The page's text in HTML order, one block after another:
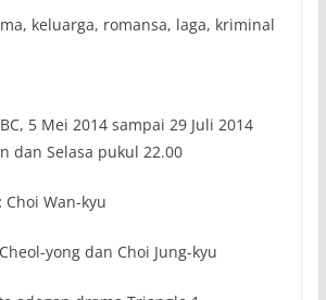
keluarga, romansa, laga, kriminal
5 Mei 2014 sampai 29 Juli 2014
dan Selasa pukul 22.00
Choi Wan-kyu
yong dan Choi Jung-kyu